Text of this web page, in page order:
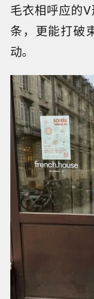
毛衣相呼应的
条，更能打破
动。